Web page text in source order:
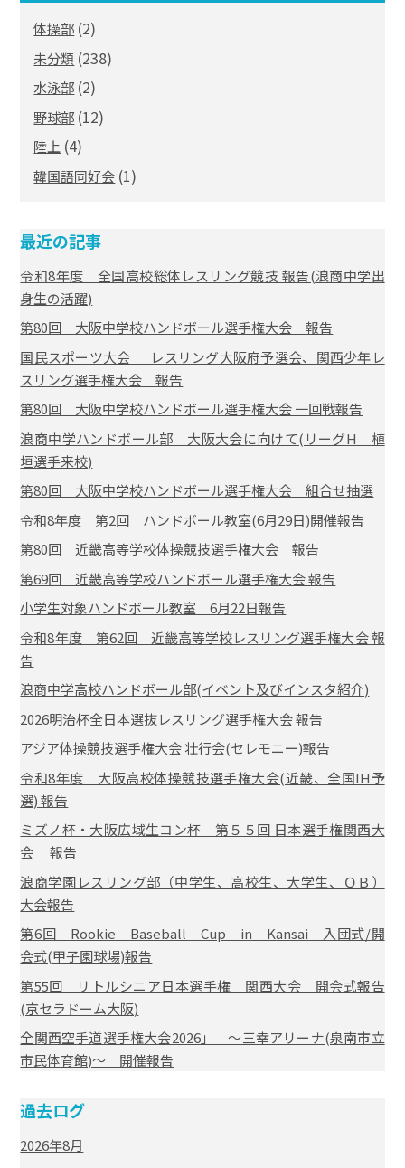
体操部 (2)
未分類 (238)
水泳部 (2)
野球部 (12)
陸上 (4)
韓国語同好会 (1)
最近の記事
令和8年度 全国高校総体レスリング競技 報告(浪商中学出
身生の活躍)
第80回 大阪中学校ハンドボール選手権大会 報告
国民スポーツ大会 レスリング大阪府予選会、関西少年レ
スリング選手権大会 報告
第80回 大阪中学校ハンドボール選手権大会 一回戦報告
浪商中学ハンドボール部 大阪大会に向けて(リーグH 植
垣選手来校)
第80回 大阪中学校ハンドボール選手権大会 組合せ抽選
令和8年度 第2回 ハンドボール教室(6月29日)開催報告
第80回 近畿高等学校体操競技選手権大会 報告
第69回 近畿高等学校ハンドボール選手権大会 報告
小学生対象ハンドボール教室 6月22日報告
令和8年度 第62回 近畿高等学校レスリング選手権大会 報
告
浪商中学高校ハンドボール部(イベント及びインスタ紹介)
2026明治杯全日本選抜レスリング選手権大会 報告
アジア体操競技選手権大会 壮行会(セレモニー)報告
令和8年度 大阪高校体操競技選手権大会(近畿、全国IH予
選) 報告
ミズノ杯・大阪広域生コン杯 第５５回 日本選手権関西大
会 報告
浪商学園レスリング部（中学生、高校生、大学生、ＯＢ）
大会報告
第6回 Rookie Baseball Cup in Kansai 入団式/開
会式(甲子園球場)報告
第55回 リトルシニア日本選手権 関西大会 開会式報告
(京セラドーム大阪)
全関西空手道選手権大会2026」 ～三幸アリーナ(泉南市立
市民体育館)～ 開催報告
過去ログ
2026年8月